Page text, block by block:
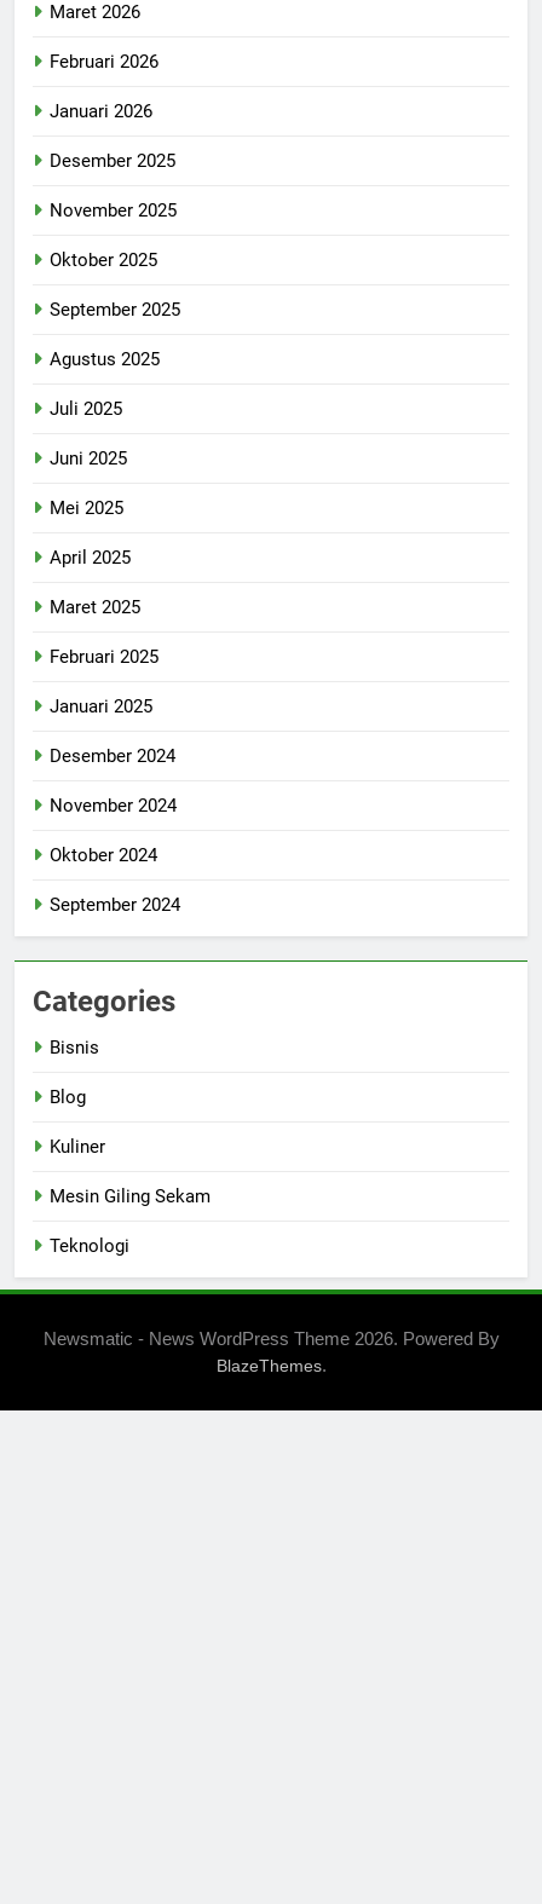
Maret 2026
Februari 2026
Januari 2026
Desember 2025
November 2025
Oktober 2025
September 2025
Agustus 2025
Juli 2025
Juni 2025
Mei 2025
April 2025
Maret 2025
Februari 2025
Januari 2025
Desember 2024
November 2024
Oktober 2024
September 2024
Categories
Bisnis
Blog
Kuliner
Mesin Giling Sekam
Teknologi
Newsmatic - News WordPress Theme 2026. Powered By
BlazeThemes.